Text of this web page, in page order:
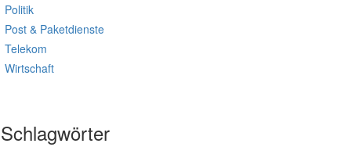
Politik
Post & Paketdienste
Telekom
Wirtschaft
Schlagwörter